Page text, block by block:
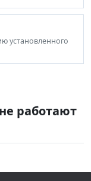
установленного
работают